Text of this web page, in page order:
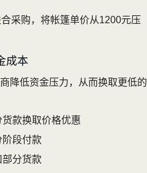
采购，将帐篷单价从1200元压
成本
降低资金压力，从而换取更低的
款换取价格优惠
阶段付款
部分货款